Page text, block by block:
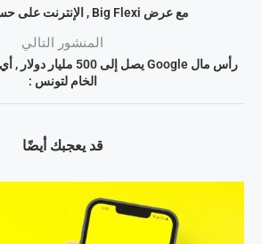
مع عرض Big Flexi , الإنترنت على حسب حاجتكم :
المنشور التالي
الخام لتونس :
قد يعجبك أيضًا